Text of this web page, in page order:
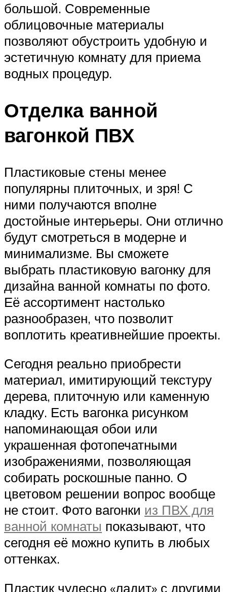
большой. Современные
облицовочные материалы
позволяют обустроить удобную и
эстетичную комнату для приема
водных процедур.
Отделка ванной
вагонкой ПВХ
Пластиковые стены менее
популярны плиточных, и зря! С
ними получаются вполне
достойные интерьеры. Они отлично
будут смотреться в модерне и
минимализме. Вы сможете
выбрать пластиковую вагонку для
дизайна ванной комнаты по фото.
Её ассортимент настолько
разнообразен, что позволит
воплотить креативнейшие проекты.
Сегодня реально приобрести
материал, имитирующий текстуру
дерева, плиточную или каменную
кладку. Есть вагонка рисунком
напоминающая обои или
украшенная фотопечатными
изображениями, позволяющая
собирать роскошные панно. О
цветовом решении вопрос вообще
не стоит. Фото вагонки из ПВХ для
ванной комнаты показывают, что
сегодня её можно купить в любых
оттенках.
Пластик чудесно «ладит» с другими